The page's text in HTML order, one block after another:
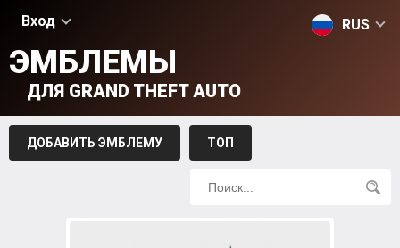
Вход RUS
ЭМБЛЕМЫ
ДЛЯ GRAND THEFT AUTO
ДОБАВИТЬ ЭМБЛЕМУ ТОП